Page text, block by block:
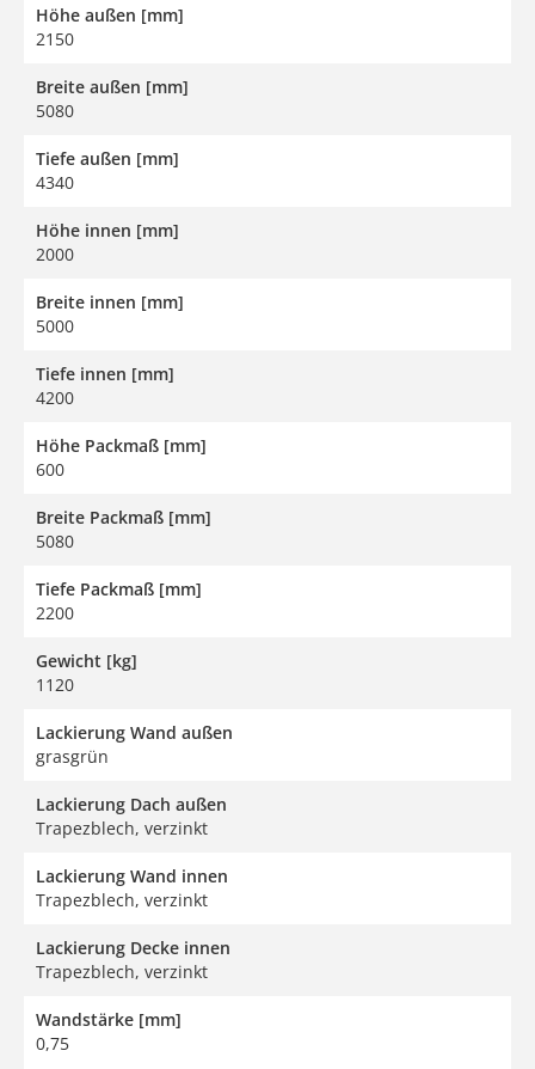
Höhe außen [mm]
2150
Breite außen [mm]
5080
Tiefe außen [mm]
4340
Höhe innen [mm]
2000
Breite innen [mm]
5000
Tiefe innen [mm]
4200
Höhe Packmaß [mm]
600
Breite Packmaß [mm]
5080
Tiefe Packmaß [mm]
2200
Gewicht [kg]
1120
Lackierung Wand außen
grasgrün
Lackierung Dach außen
Trapezblech, verzinkt
Lackierung Wand innen
Trapezblech, verzinkt
Lackierung Decke innen
Trapezblech, verzinkt
Wandstärke [mm]
0,75